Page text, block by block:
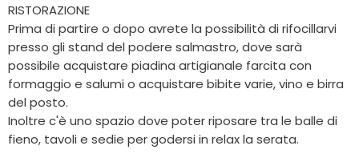
RISTORAZIONE
Prima di partire o dopo avrete la possibilità di rifocillarvi
presso gli stand del podere salmastro, dove sarà
possibile acquistare piadina artigianale farcita con
formaggio e salumi o acquistare bibite varie, vino e birra
del posto.
Inoltre c'è uno spazio dove poter riposare tra le balle di
fieno, tavoli e sedie per godersi in relax la serata.